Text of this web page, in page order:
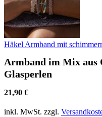
Häkel Armband mit
Armband im Mix aus
Glasperlen
21,90 €
inkl. MwSt. zzgl.